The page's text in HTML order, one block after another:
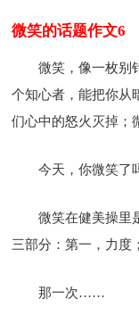
微笑的话题作文6
微笑，像一枚别
个知心者，能把你从
们心中的怒火灭掉；
今天，你微笑了
微笑在健美操里
三部分：第一，力度
那一次……